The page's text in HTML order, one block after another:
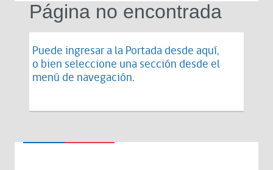
Página no encontrada
Puede ingresar a la Portada desde aquí,
o bien seleccione una sección desde el
menú de navegación.